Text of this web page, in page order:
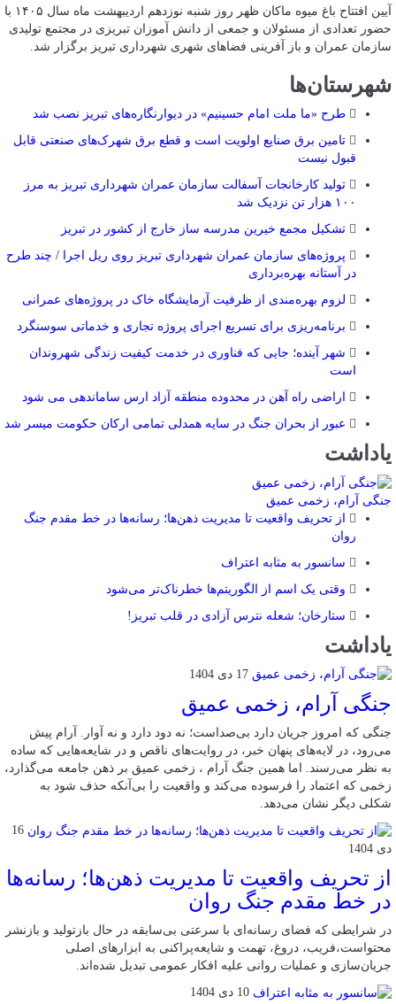
آیین افتتاح باغ میوه ماکان ظهر روز شنبه نوزدهم اردیبهشت ماه سال ۱۴۰۵ با
حضور تعدادی از مسئولان و جمعی از دانش آموزان تبریزی در مجتمع تولیدی
سازمان عمران و باز آفرینی فضاهای شهری شهرداری تبریز برگزار شد.
شهرستان‌ها
طرح «ما ملت امام حسینیم» در دیوارنگاره‌های تبریز نصب شد
تامین برق صنایع اولویت است و قطع برق شهرک‌های صنعتی قابل
قبول نیست
تولید کارخانجات آسفالت سازمان عمران شهرداری تبریز به مرز
۱۰۰ هزار تن نزدیک شد
تشکیل مجمع خیرین مدرسه ‌ساز خارج از کشور در تبریز
پروژه‌های سازمان عمران شهرداری تبریز روی ریل اجرا / چند طرح
در آستانه بهره‌برداری
لزوم بهره‌مندی از ظرفیت آزمایشگاه خاک در پروژه‌های عمرانی
برنامه‌ریزی برای تسریع اجرای پروژه تجاری و خدماتی سوسنگرد
شهر آینده؛ جایی که فناوری در خدمت کیفیت زندگی شهروندان
است
اراضی راه آهن در محدوده منطقه آزاد ارس ساماندهی می شود
عبور از بحران جنگ در سایه همدلی تمامی ارکان حکومت میسر شد
یاداشت
جنگی آرام، زخمی عمیق
از تحریف واقعیت تا مدیریت ذهن‌ها؛ رسانه‌ها در خط مقدم جنگ
روان
سانسور به مثابه اعتراف
وقتی یک اسم از الگوریتم‌ها خطرناک‌تر می‌شود
ستارخان؛ شعله نترس آزادی در قلب تبریز!
یاداشت
17 دی 1404
جنگی آرام، زخمی عمیق
جنگی که امروز جریان دارد بی‌صداست؛ نه دود دارد و نه آوار. آرام پیش
می‌رود، در لایه‌های پنهان خبر، در روایت‌های ناقص و در شایعه‌هایی که ساده
به نظر می‌رسند. اما همین جنگ آرام ، زخمی عمیق بر ذهن جامعه می‌گذارد،
زخمی که اعتماد را فرسوده می‌کند و واقعیت را بی‌آنکه حذف شود به
شکلی دیگر نشان می‌دهد.
16
دی 1404
از تحریف واقعیت تا مدیریت ذهن‌ها؛ رسانه‌ها
در خط مقدم جنگ روان
در شرایطی که فضای رسانه‌ای با سرعتی بی‌سابقه در حال بازتولید و بازنشر
محتواست،فریب، دروغ، تهمت و شایعه‌پراکنی به ابزارهای اصلی
جریان‌سازی و عملیات روانی علیه افکار عمومی تبدیل شده‌اند.
10 دی 1404